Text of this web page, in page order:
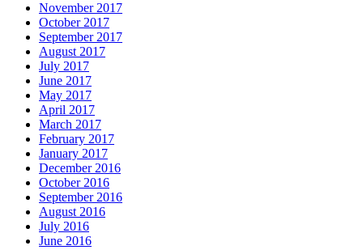
November 2017
October 2017
September 2017
August 2017
July 2017
June 2017
May 2017
April 2017
March 2017
February 2017
January 2017
December 2016
October 2016
September 2016
August 2016
July 2016
June 2016